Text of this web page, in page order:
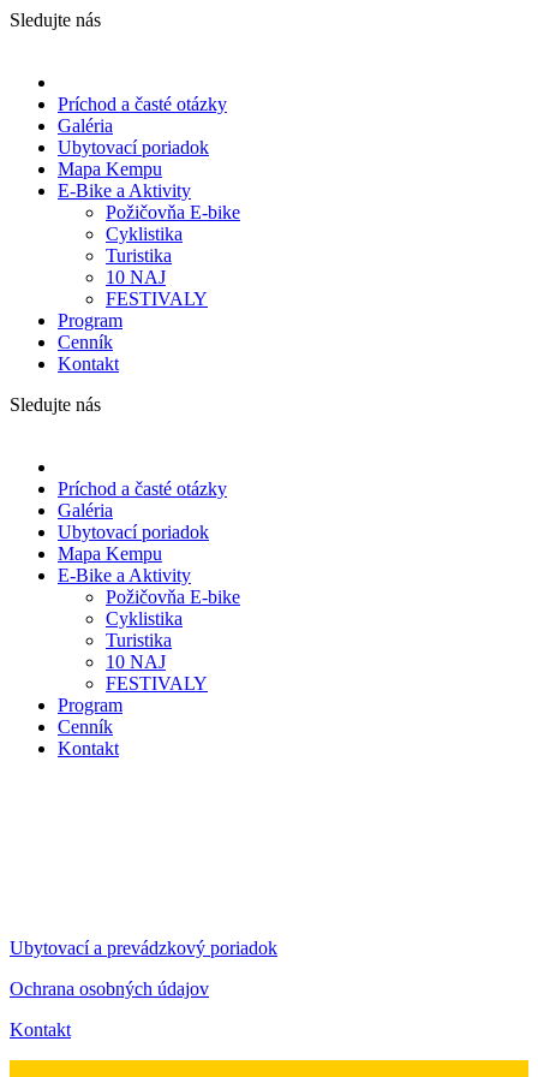
Sledujte nás
Príchod a časté otázky
Galéria
Ubytovací poriadok
Mapa Kempu
E-Bike a Aktivity
Požičovňa E-bike
Cyklistika
Turistika
10 NAJ
FESTIVALY
Program
Cenník
Kontakt
Sledujte nás
Príchod a časté otázky
Galéria
Ubytovací poriadok
Mapa Kempu
E-Bike a Aktivity
Požičovňa E-bike
Cyklistika
Turistika
10 NAJ
FESTIVALY
Program
Cenník
Kontakt
Ubytovací a prevádzkový poriadok
Ochrana osobných údajov
Kontakt